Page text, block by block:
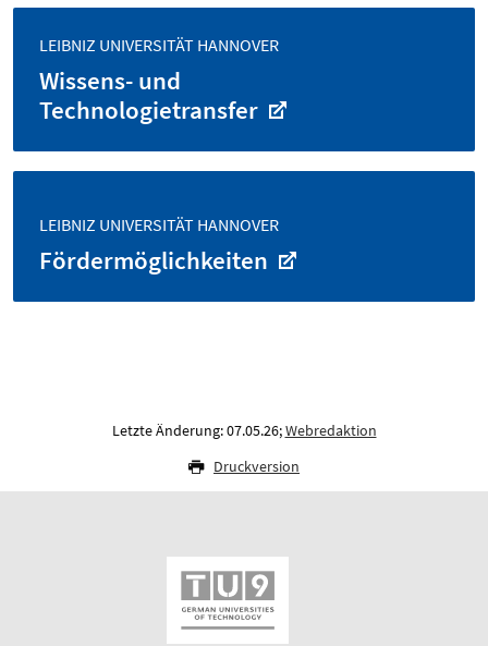
LEIBNIZ UNIVERSITÄT HANNOVER
Wissens- und
Technologie­transfer
LEIBNIZ UNIVERSITÄT HANNOVER
Fördermöglichkeiten
Letzte Änderung: 07.05.26;Webredaktion
Druckversion